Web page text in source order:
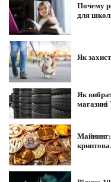
Почему
для
Як
Як
Майнинг: